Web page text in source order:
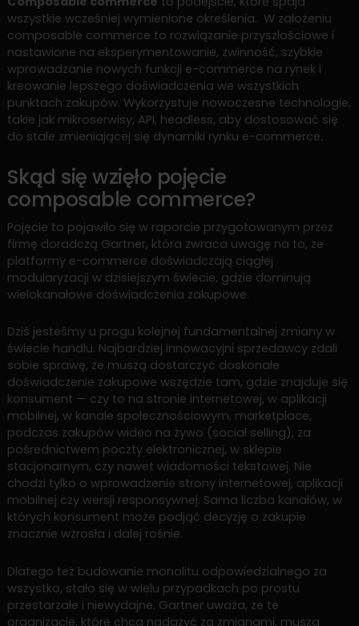
wszystkie wcześniej wymienione określenia. W założeniu
composable commerce to rozwiązanie przyszłościowe i
nastawione na eksperymentowanie, zwinność, szybkie
wprowadzanie nowych funkcji e-commerce na rynek i
kreowanie lepszego doświadczenia we wszystkich
punktach zakupów. Wykorzystuje nowoczesne technologie,
takie jak mikroserwisy, API, headless, aby dostosować się
do stale zmieniającej się dynamiki rynku e-commerce.
Skąd się wzięło pojęcie
composable commerce?
Pojęcie to pojawiło się w raporcie przygotowanym przez
firmę doradczą Gartner, która zwraca uwagę na to, że
platformy e-commerce doświadczają ciągłej
modularyzacji w dzisiejszym świecie, gdzie dominują
wielokanałowe doświadczenia zakupowe.
Dziś jesteśmy u progu kolejnej fundamentalnej zmiany w
świecie handlu. Najbardziej innowacyjni sprzedawcy zdali
sobie sprawę, że muszą dostarczyć doskonałe
doświadczenie zakupowe wszędzie tam, gdzie znajduje się
konsument — czy to na stronie internetowej, w aplikacji
mobilnej, w kanale społecznościowym, marketplace,
podczas zakupów wideo na żywo (social selling), za
pośrednictwem poczty elektronicznej, w sklepie
stacjonarnym, czy nawet wiadomości tekstowej. Nie
chodzi tylko o wprowadzenie strony internetowej, aplikacji
mobilnej czy wersji responsywnej. Sama liczba kanałów, w
których konsument może podjąć decyzję o zakupie
znacznie wzrosła i dalej rośnie.
Dlatego też budowanie monolitu odpowiedzialnego za
wszystko, stało się w wielu przypadkach po prostu
przestarzałe i niewydajne. Gartner uważa, że te
organizacje, które chcą nadążyć za zmianami, muszą